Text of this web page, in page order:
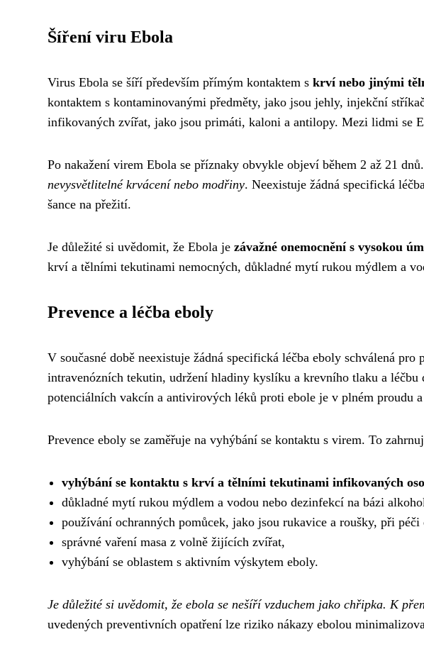
Šíření viru Ebola
Virus Ebola se šíří především přímým kontaktem s krví nebo jinými
kontaktem s kontaminovanými předměty, jako jsou jehly, injekční
infikovaných zvířat, jako jsou primáti, kaloni a antilopy. Mezi lidmi se
Po nakažení virem Ebola se příznaky obvykle objeví během 2 až 21
nevysvětlitelné krvácení nebo modřiny. Neexistuje žádná specifická
šance na přežití.
Je důležité si uvědomit, že Ebola je závažné onemocnění s vysokou
krví a tělními tekutinami nemocných, důkladné mytí rukou mýdlem a
Prevence a léčba eboly
V současné době neexistuje žádná specifická léčba eboly schválená
intravenózních tekutin, udržení hladiny kyslíku a krevního tlaku a
potenciálních vakcín a antivirových léků proti ebole je v plném proudu
Prevence eboly se zaměřuje na vyhýbání se kontaktu s virem. To
vyhýbání se kontaktu s krví a tělními tekutinami infikovaných
důkladné mytí rukou mýdlem a vodou nebo dezinfekcí na bázi
používání ochranných pomůcek, jako jsou rukavice a roušky, při péči
správné vaření masa z volně žijících zvířat,
vyhýbání se oblastem s aktivním výskytem eboly.
Je důležité si uvědomit, že ebola se nešíří vzduchem jako chřipka. K
uvedených preventivních opatření lze riziko nákazy ebolou